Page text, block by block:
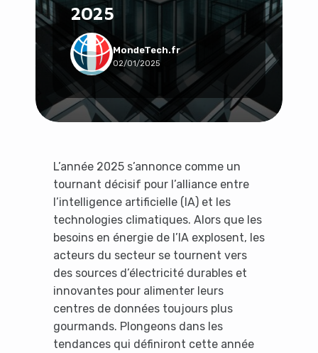
2025
MondeTech.fr
02/01/2025
L’année 2025 s’annonce comme un
tournant décisif pour l’alliance entre
l’intelligence artificielle (IA) et les
technologies climatiques. Alors que les
besoins en énergie de l’IA explosent, les
acteurs du secteur se tournent vers
des sources d’électricité durables et
innovantes pour alimenter leurs
centres de données toujours plus
gourmands. Plongeons dans les
tendances qui définiront cette année
Social & Communauté
Tech & Développement
Travail & Productivité
Voyage